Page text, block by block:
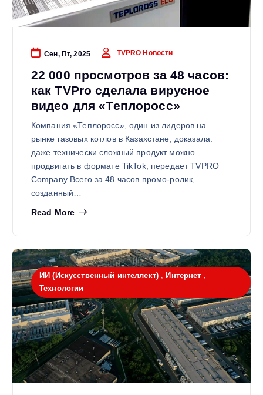
Сен, Пт, 2025 TVPRO Новости
22 000 просмотров за 48 часов:
как TVPro сделала вирусное
видео для «Теплоросс»
Компания «Теплоросс», один из лидеров на
рынке газовых котлов в Казахстане, доказала:
даже технически сложный продукт можно
продвигать в формате TikTok, передает TVPRO
Company Всего за 48 часов промо-ролик,
созданный…
Read More
ИИ (Искусственный интеллект), Интернет ,
Технологии